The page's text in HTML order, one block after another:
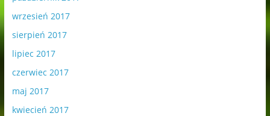
wrzesień 2017
sierpień 2017
lipiec 2017
czerwiec 2017
maj 2017
kwiecień 2017